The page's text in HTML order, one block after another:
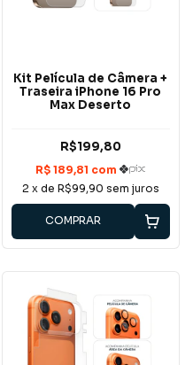
Kit Película de Câmera +
Traseira iPhone 16 Pro
Max Deserto
R$199,80
2 x de R$99,90 sem juros
COMPRAR